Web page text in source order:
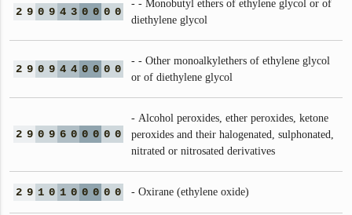
2 9 0 9 4 3 0 0 0 0
- - Monobutyl ethers of ethylene glycol or of
diethylene glycol
2 9 0 9 4 4 0 0 0 0
- - Other monoalkylethers of ethylene glycol
or of diethylene glycol
2 9 0 9 6 0 0 0 0 0
- Alcohol peroxides, ether peroxides, ketone
peroxides and their halogenated, sulphonated,
nitrated or nitrosated derivatives
2 9 1 0 1 0 0 0 0 0 - Oxirane (ethylene oxide)